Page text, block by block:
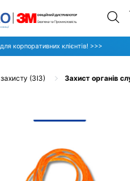
корпоративних клієнтів! >>>
(ЗІЗ) Захист органів